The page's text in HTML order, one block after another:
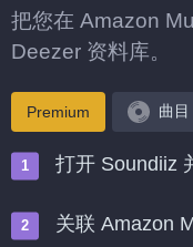
把您在 Amazon
Deezer 资料库。
Premium 曲目
打开 Soundiiz
关联 Amazon